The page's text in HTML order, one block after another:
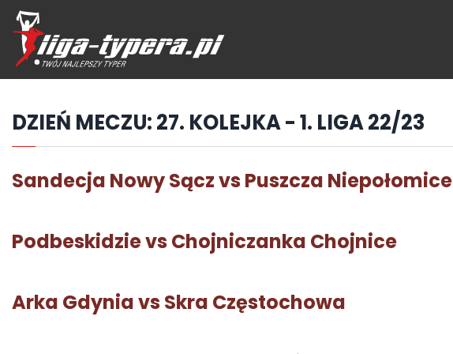
Przejdź
hdo
treści
DZIEŃ MECZU:27. KOLEJKA - 1. LIGA 22/23
Sandecja Nowy Sącz vs Puszcza Niepołomice
Podbeskidzie vs Chojniczanka Chojnice
Arka Gdynia vs Skra Częstochowa